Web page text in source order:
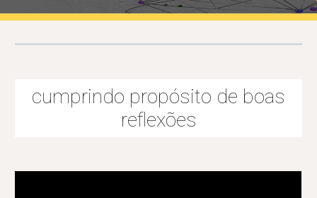
cumprindo propósito de boas
reflexões